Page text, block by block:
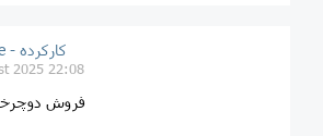
Karkarde - کارکرده
2025 22:08
فروش